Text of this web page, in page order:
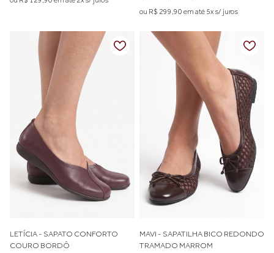
ou R$ 299,90 em até 5x s/ juros
LETÍCIA - SAPATO CONFORTO
COURO BORDÔ
MAVI - SAPATILHA BICO REDONDO
TRAMADO MARROM